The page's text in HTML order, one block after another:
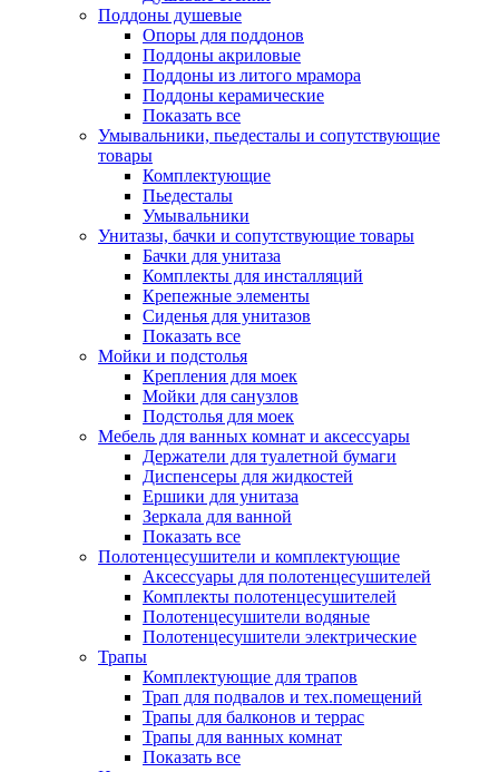
Поддоны душевые
Опоры для поддонов
Поддоны акриловые
Поддоны из литого мрамора
Поддоны керамические
Показать все
Умывальники, пьедесталы и сопутствующие
товары
Комплектующие
Пьедесталы
Умывальники
Унитазы, бачки и сопутствующие товары
Бачки для унитаза
Комплекты для инсталляций
Крепежные элементы
Сиденья для унитазов
Показать все
Мойки и подстолья
Крепления для моек
Мойки для санузлов
Подстолья для моек
Мебель для ванных комнат и аксессуары
Держатели для туалетной бумаги
Диспенсеры для жидкостей
Ершики для унитаза
Зеркала для ванной
Показать все
Полотенцесушители и комплектующие
Аксессуары для полотенцесушителей
Комплекты полотенцесушителей
Полотенцесушители водяные
Полотенцесушители электрические
Трапы
Комплектующие для трапов
Трап для подвалов и тех.помещений
Трапы для балконов и террас
Трапы для ванных комнат
Показать все